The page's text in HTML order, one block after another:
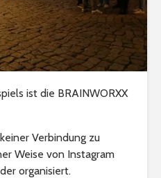
ist die BRAINWORXX
Verbindung zu
Weise von Instagram
organisiert.